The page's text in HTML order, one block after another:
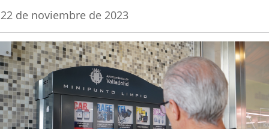
aplicación
externa.
aplicación
externa.
Fecha
la
noticia
22 de noviembre de 2023